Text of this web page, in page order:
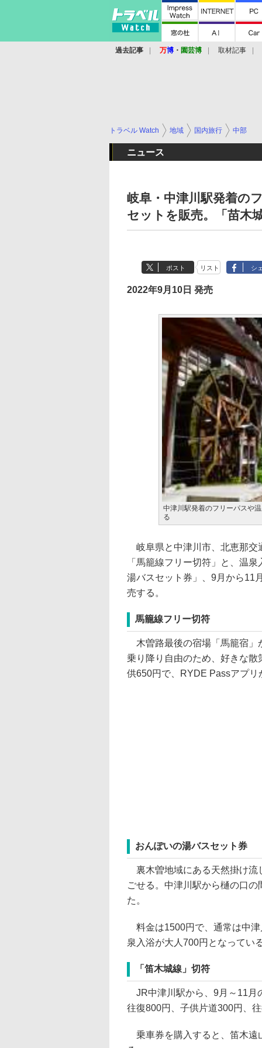
過去記事 万博 ・ 園芸博 取材記事
トラベル Watch 地域 国内旅行 中部
ニュース
岐阜・中津川駅発着の
セットを販売。「苗木
ポスト リスト シ
2022年9月10日 発売
中津川駅発着のフリーパスや
る
岐阜県と中津川市、北恵那交
「馬籠線フリー切符」と、温
湯バスセット券」、9月から11
売する。
馬籠線フリー切符
木曽路最後の宿場「馬籠宿」
乗り降り自由のため、好きな
供650円で、RYDE Passアプ
おんぽいの湯バスセット券
裏木曽地域にある天然掛け流
ごせる。中津川駅から樋の口
た。
料金は1500円で、通常は中津
泉入浴が大人700円となってい
「笛木城線」切符
JR中津川駅から、9月～11月
往復800円、子供片道300円、
乗車券を購入すると、笛木遠